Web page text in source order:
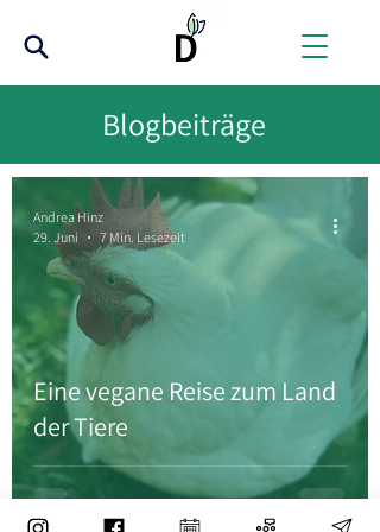
Blogbeiträge
Eine vegane Reise zum Land
der Tiere
Andrea Hinz
29. Juni
7 Min. Lesezeit